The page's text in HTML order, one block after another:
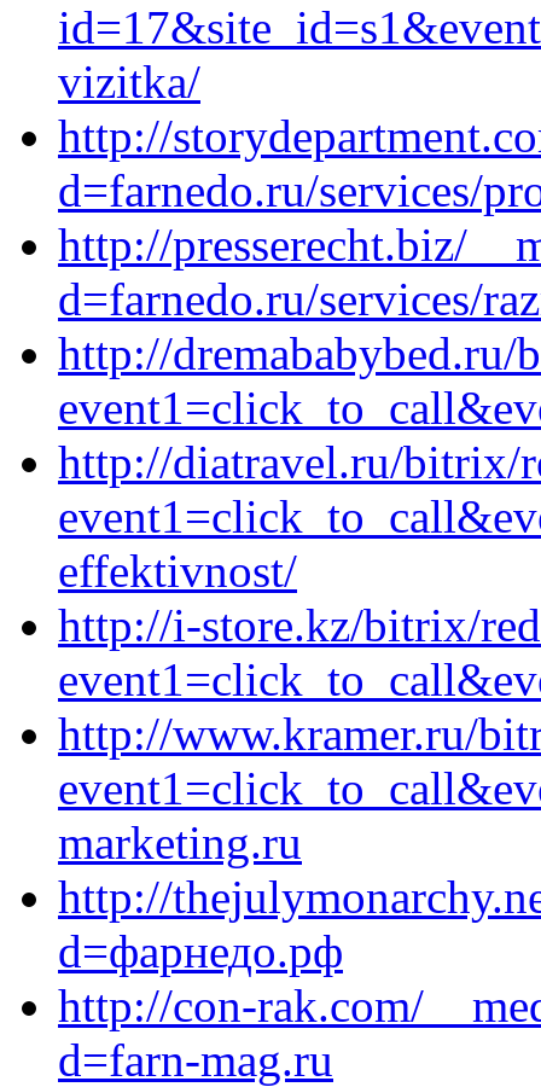
vizitka/
http://
d=farnedo.ru/services/
http://presserecht.biz/
d=farnedo.ru/services/
http://dremababybed.ru/
http://diatravel.ru/bitrix/
effektivnost/
http://i-store.kz/bitrix/
http://www.kramer.ru/
marketing.ru
http://
d=фарнедо.рф
http://con-rak.com/
d=farn-mag.ru